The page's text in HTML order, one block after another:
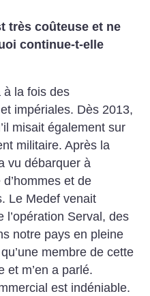
très coûteuse et ne
continue-t-elle
à la fois des
impériales. Dès 2013,
misait également sur
militaire. Après la
vu débarquer à
et de
Le Medef venait
l’opération Serval, des
notre pays en pleine
membre de cette
et m’en a parlé.
est indéniable.